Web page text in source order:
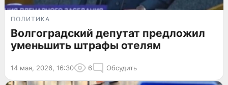
ПОЛИТИКА
Волгоградский депутат предложил
уменьшить штрафы отелям
14 мая, 2026, 16:30 6 Обсудить